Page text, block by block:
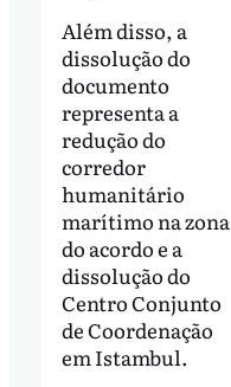
Além disso, a
dissolução do
documento
representa a
redução do
corredor
humanitário
marítimo na zona
do acordo e a
dissolução do
Centro Conjunto
de Coordenação
em Istambul.